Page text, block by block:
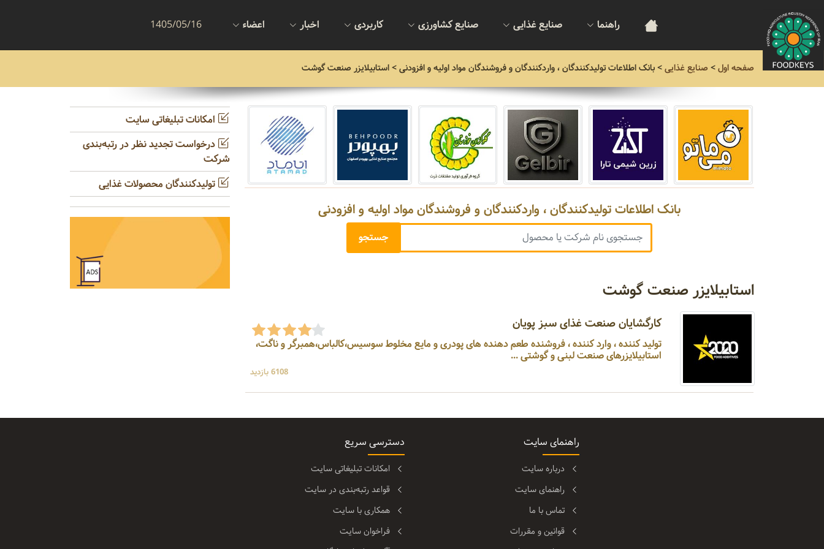
راهنما صنایع غذایی صنایع کشاورزی کاربردی اخبار اعضاء 1405/05/16
صفحه اول> صنایع غذایی>بانک اطلاعات تولیدکنندگان ، واردکنندگان و فروشندگان مواد اولیه و افزودنی> استابیلایزر صنعت گوشت
بانک اطلاعات تولیدکنندگان ، واردکنندگان و فروشندگان مواد اولیه و افزودنی
استابیلایزر صنعت گوشت
کارگشایان صنعت غذای سبز پویان
تولید کننده ، وارد کننده ، فروشنده طعم دهنده های پودری و مایع مخلوط سوسیس،کالباس،همبرگر و ناگت،
استابیلایزرهای صنعت لبنی و گوشتی ...
6108 بازدید
امکانات تبلیغاتی سایت
درخواست تجدید نظر در رتبه‌بندی
شرکت
تولیدکنندگان محصولات غذایی
راهنمای سایت
درباره سایت
راهنمای سایت
تماس با ما
قوانین و مقررات
دسترسی سریع
امکانات تبلیغاتی سایت
قواعد رتبه‌بندی در سایت
همکاری با سایت
فراخوان سایت